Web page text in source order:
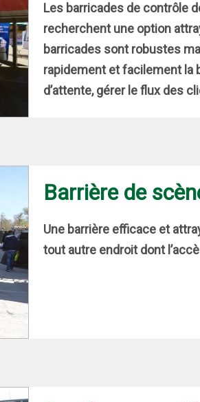
Les barricades de contrôle
recherchent une option
barricades sont robustes
rapidement et facilement la
d’attente, gérer le flux des
Barrière de
Une barrière efficace et
tout autre endroit dont